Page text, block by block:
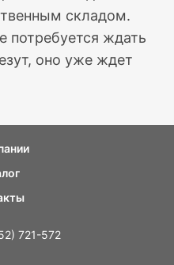
складом.
потребуется ждать
оно уже ждет
721-572